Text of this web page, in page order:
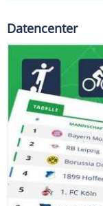
Datencenter